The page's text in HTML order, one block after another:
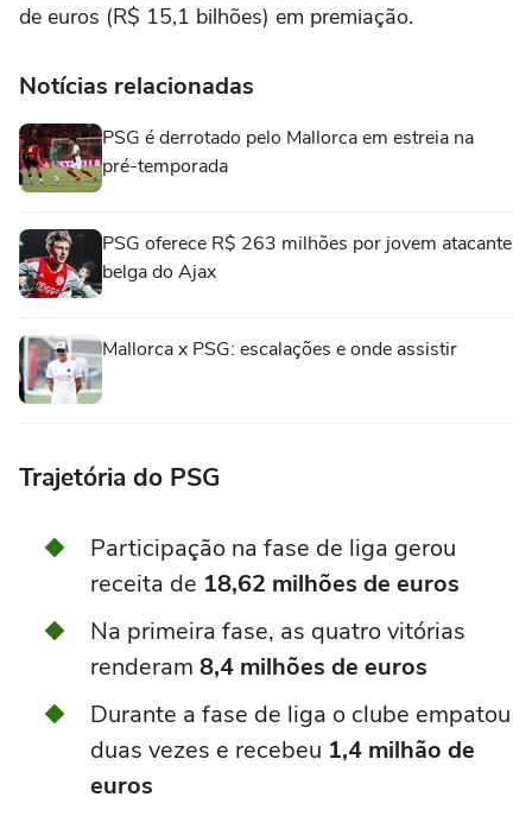
de euros (R$ 15,1 bilhões) em premiação.
Notícias relacionadas
PSG é derrotado pelo Mallorca em estreia na
pré-temporada
PSG oferece R$ 263 milhões por jovem atacante
belga do Ajax
Mallorca x PSG: escalações e onde assistir
Trajetória do PSG
Participação na fase de liga gerou
receita de 18,62 milhões de euros
Na primeira fase, as quatro vitórias
renderam 8,4 milhões de euros
Durante a fase de liga o clube empatou
duas vezes e recebeu 1,4 milhão de
euros